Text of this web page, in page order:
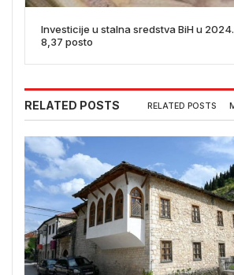
Investicije u stalna sredstva BiH u
8,37 posto
RELATED POSTS RELATED POSTS